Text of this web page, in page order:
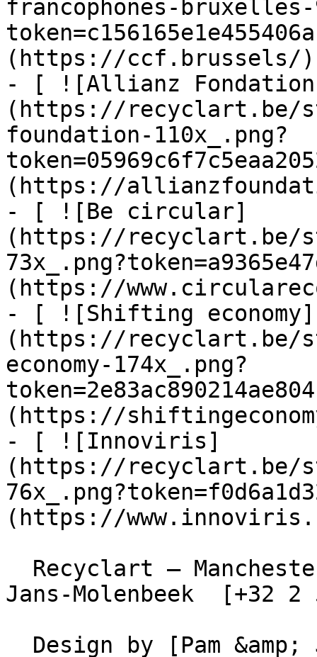
francophones-bruxelles-
(https://ccf.brussels/)
- [ ![Allianz
(https://recyclart.be/
foundation-110x_.png?
(https://
- [ ![Be circular]
(https://recyclart.be/
(https://
- [ ![Shifting economy]
(https://recyclart.be/
economy-174x_.png?
(https://
- [ ![Innoviris]
(https://recyclart.be/
(https://
Jans-Molenbeek  [+32